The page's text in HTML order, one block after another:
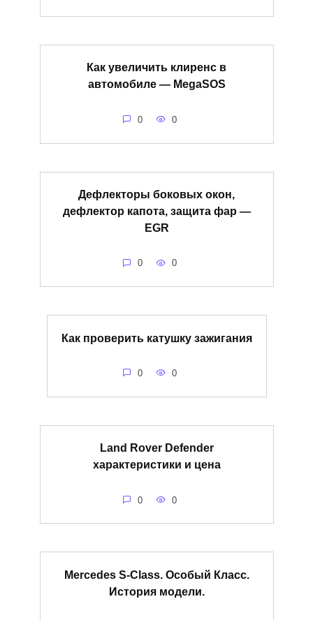
Как увеличить клиренс в
автомобиле — MegaSOS
0 0
Дефлекторы боковых окон,
дефлектор капота, защита фар —
EGR
0 0
Как проверить катушку зажигания
0 0
Land Rover Defender
характеристики и цена
0 0
Mercedes S-Class. Особый Класс.
История модели.